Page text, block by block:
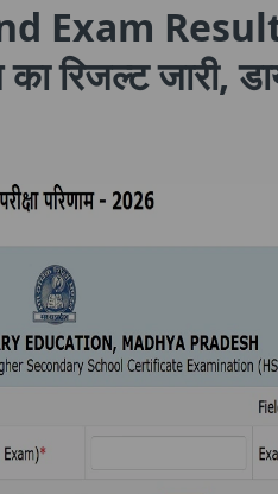
Exam
का रिजल्ट जारी,